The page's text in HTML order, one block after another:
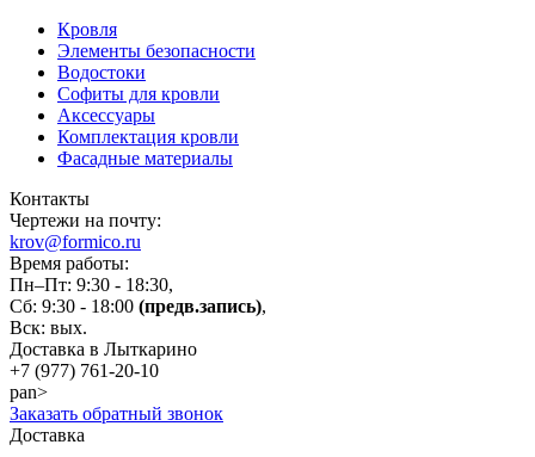
Кровля
Элементы безопасности
Водостоки
Софиты для кровли
Аксессуары
Комплектация кровли
Фасадные материалы
Контакты
Чертежи на почту:
krov@formico.ru
Время работы:
Пн–Пт: 9:30 - 18:30,
Сб: 9:30 - 18:00 (предв.запись),
Вск: вых.
Доставка в Лыткарино
+7 (977) 761-20-10
pan>
Заказать обратный звонок
Доставка